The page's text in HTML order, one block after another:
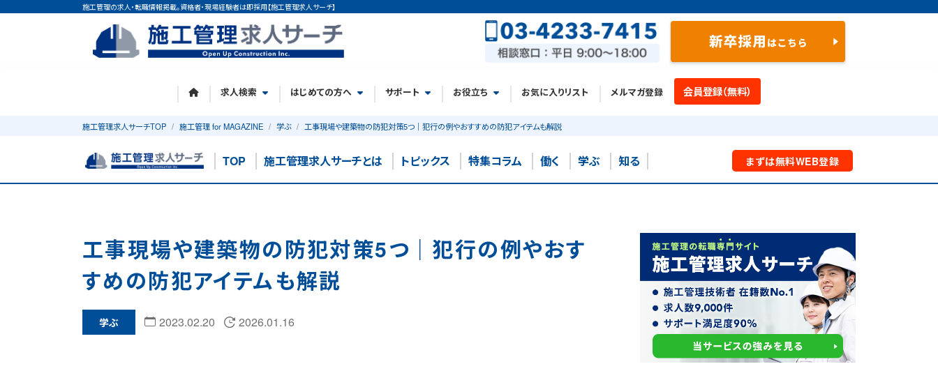
施工管理の求人・転職情報掲載。資格者・現場経験者は即採用【施工管理求人サーチ】
求人検索 はじめての方へ サポート お役立ち お気に入りリスト メルマガ登録 会員登録（無料）
施工管理求人サーチTOP 施工管理 for MAGAZINE 学ぶ 工事現場や建築物の防犯対策5つ｜犯行の例やおすすめの防犯アイテムも解説
TOP 施工管理求人サーチとは トピックス 特集コラム 働く 学ぶ 知る まずは無料WEB登録
工事現場や建築物の防犯対策5つ｜犯行の例やおす
すめの防犯アイテムも解説
学ぶ 2023.02.20 2026.01.16